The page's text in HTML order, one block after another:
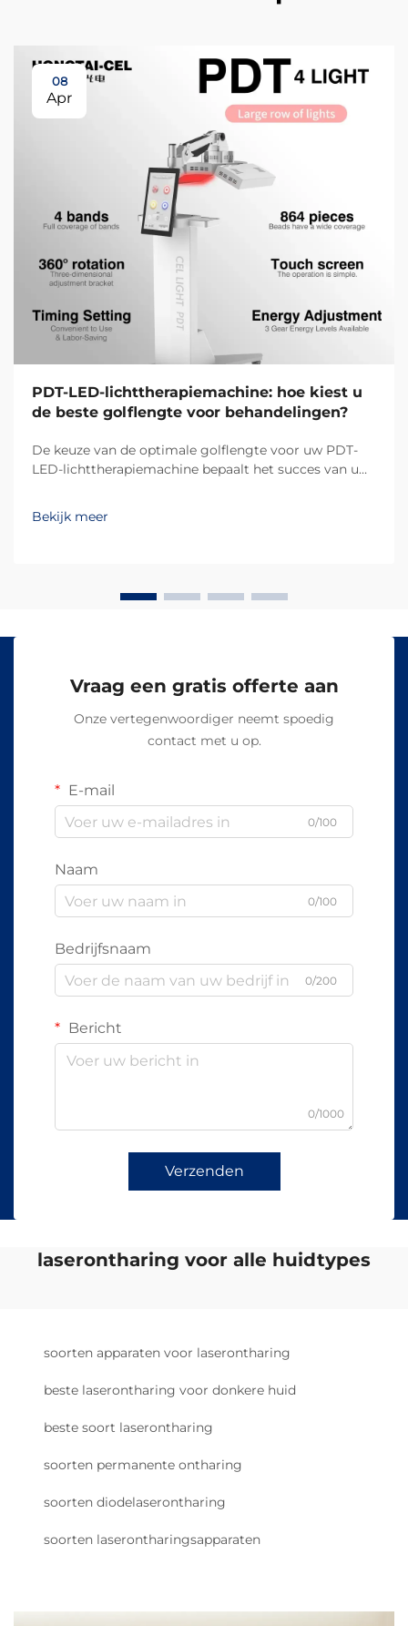
08
Apr
PDT-LED-lichttherapiemachine: hoe kiest u
de beste golflengte voor behandelingen?
De keuze van de optimale golflengte voor uw PDT-
LED-lichttherapiemachine bepaalt het succes van uw
klanten. Verschillende golflengten dringen op
verschillende dieptes in de huid door en activeren
Bekijk meer
Vraag een gratis offerte aan
Onze vertegenwoordiger neemt spoedig
contact met u op.
E-mail
0/100
Naam
0/100
Bedrijfsnaam
0/200
Bericht
0/1000
Verzenden
laserontharing voor alle huidtypes
soorten apparaten voor laserontharing
beste laserontharing voor donkere huid
beste soort laserontharing
soorten permanente ontharing
soorten diodelaserontharing
soorten laserontharingsapparaten